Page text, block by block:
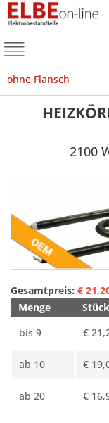
ohne Flansch
2100
Gesamtpreis: €
Menge
bis 9 €
ab 10 €
ab 20 €